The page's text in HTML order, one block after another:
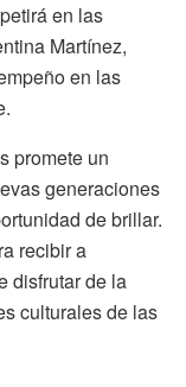
en las
Martínez,
en las
promete un
generaciones
de brillar.
recibir a
disfrutar de la
culturales de las